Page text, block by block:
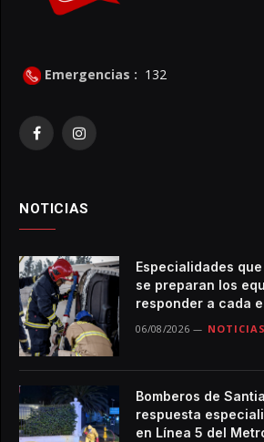
Emergencias : 132
FacebookInstagram
NOTICIAS
Especialidades
se preparan los
responder a cada
06/08/2026 NOTICIAS
Bomberos de
respuesta
en Línea 5 del